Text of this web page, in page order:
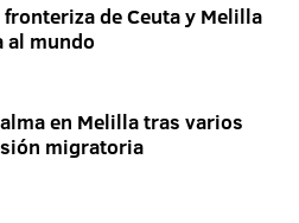
de Ceuta y Melilla
al mundo
en Melilla tras varios
migratoria